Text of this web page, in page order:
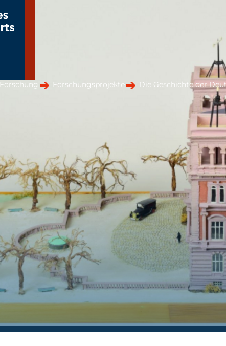
Forschung Forschungsprojekte Die Geschichte der